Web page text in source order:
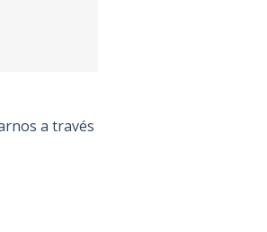
a través